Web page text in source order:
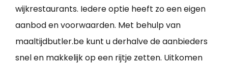
wijkrestaurants. Iedere optie heeft zo een eigen
aanbod en voorwaarden. Met behulp van
maaltijdbutler.be kunt u derhalve de aanbieders
snel en makkelijk op een rijtje zetten. Uitkomen